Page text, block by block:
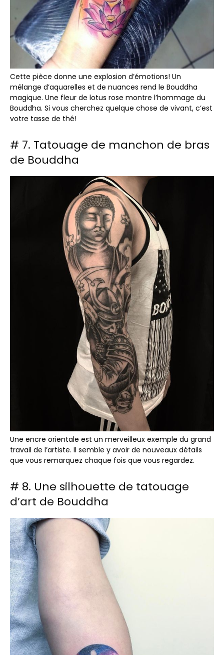
Cette pièce donne une explosion d’émotions! Un
mélange d’aquarelles et de nuances rend le Bouddha
magique. Une fleur de lotus rose montre l’hommage du
Bouddha. Si vous cherchez quelque chose de vivant, c’est
votre tasse de thé!
# 7. Tatouage de manchon de bras
de Bouddha
Une encre orientale est un merveilleux exemple du grand
travail de l’artiste. Il semble y avoir de nouveaux détails
que vous remarquez chaque fois que vous regardez.
# 8. Une silhouette de tatouage
d’art de Bouddha